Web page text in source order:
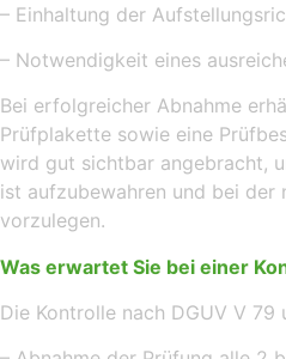
– Einhaltung der
– Notwendigkeit eines
Bei erfolgreicher Abnahme
Prüfplakette sowie eine
wird gut sichtbar angebracht,
ist aufzubewahren und bei der
vorzulegen.
Was erwartet Sie bei einer
Die Kontrolle nach DGUV V 79